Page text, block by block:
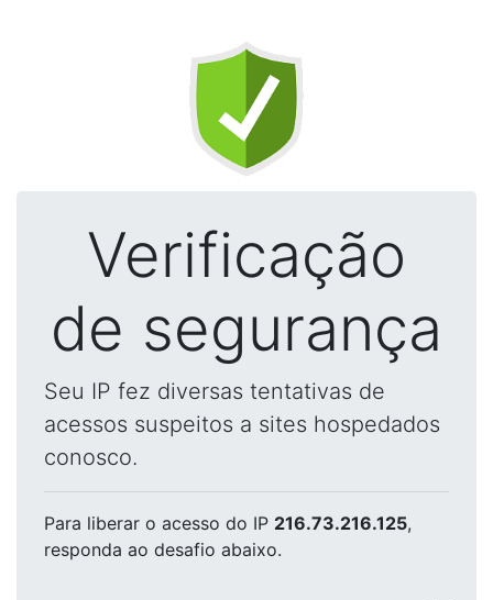
Verificação
de segurança
Seu IP fez diversas tentativas de
acessos suspeitos a sites hospedados
conosco.
Para liberar o acesso do IP 216.73.216.125,
responda ao desafio abaixo.